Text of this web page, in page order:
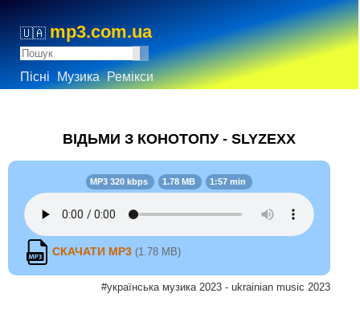
🇺🇦 mp3.com.ua
Пісні Музика Ремікси
ВІДЬМИ З КОНОТОПУ - SLYZEXX
MP3 320 kbps 1.78 MB 1:57 min
СКАЧАТИ MP3 (1.78 MB)
#українська музика 2023 - ukrainian music 2023